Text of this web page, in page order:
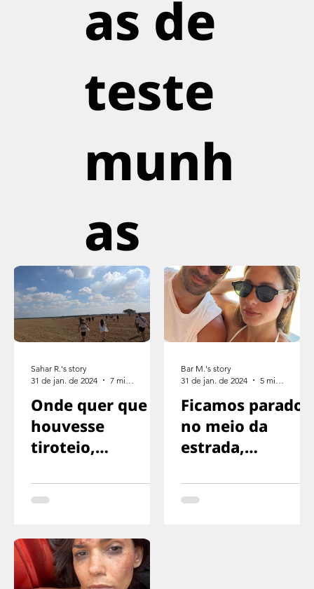
as de
teste
munh
as
Onde quer que
houvesse
tiroteio,
direção oposta
Sahar R.'s story
31 de jan. de 2024
Ficamos parados
no meio da
estrada,
sinalizando para
o motorista
Bar M.'s story
31 de jan. de 2024